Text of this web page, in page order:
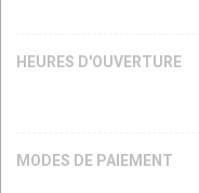
HEURES D'OUVERTURE
MODES DE PAIEMENT